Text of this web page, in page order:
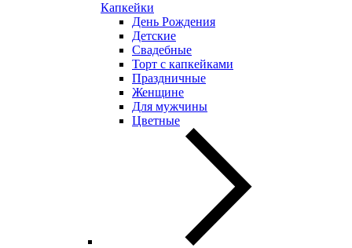
Капкейки
День Рождения
Детские
Свадебные
Торт с капкейками
Праздничные
Женщине
Для мужчины
Цветные